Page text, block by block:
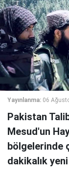
Yayınlanma: 06
Pakistan
Mesud'un
bölgelerinde
dakikalık